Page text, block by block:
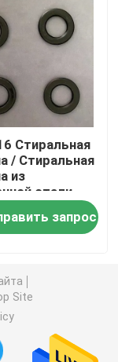
Стиральная
/ Стиральная
из
стали
Черный
запрос
Site